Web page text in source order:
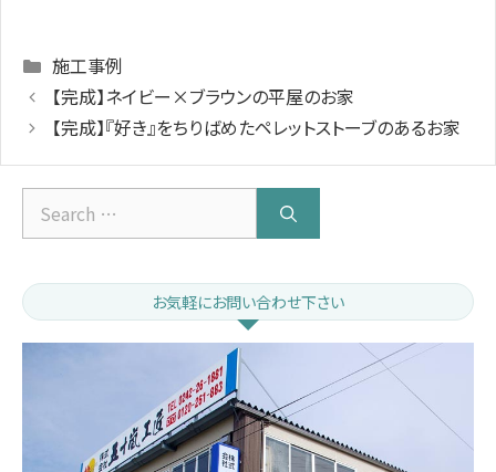
Categories
施工事例
【完成】ネイビー×ブラウンの平屋のお家
【完成】『好き』をちりばめたペレットストーブのあるお家
Search
for:
お気軽にお問い合わせ下さい